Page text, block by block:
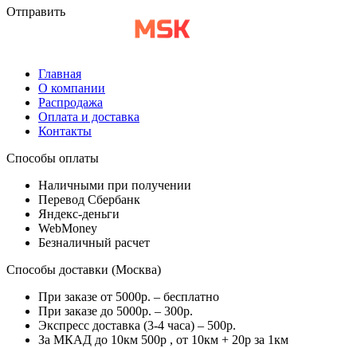
Отправить
Главная
О компании
Распродажа
Оплата и доставка
Контакты
Способы оплаты
Наличными при получении
Перевод Сбербанк
Яндекс-деньги
WebMoney
Безналичный расчет
Способы доставки (Москва)
При заказе от 5000р. – бесплатно
При заказе до 5000р. – 300р.
Экспресс доставка (3-4 часа) – 500р.
За МКАД до 10км 500р , от 10км + 20р за 1км